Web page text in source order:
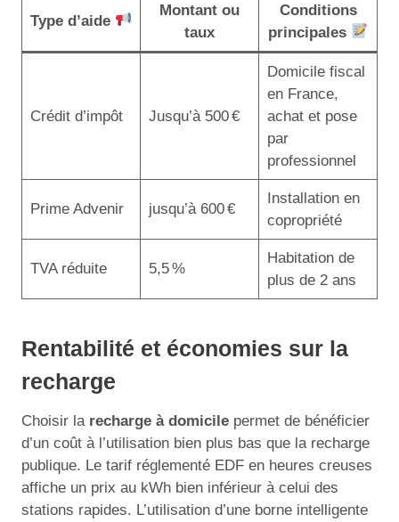
Type d’aide
Montant ou
taux
Conditions
principales
Crédit d’impôt Jusqu’à 500 €
Domicile fiscal
en France,
achat et pose
par
professionnel
Prime Advenir jusqu’à 600 €
Installation en
copropriété
TVA réduite 5,5 %
Habitation de
plus de 2 ans
Rentabilité et économies sur la
recharge
Choisir la recharge à domicile permet de bénéficier
d’un coût à l’utilisation bien plus bas que la recharge
publique. Le tarif réglementé EDF en heures creuses
affiche un prix au kWh bien inférieur à celui des
stations rapides. L’utilisation d’une borne intelligente